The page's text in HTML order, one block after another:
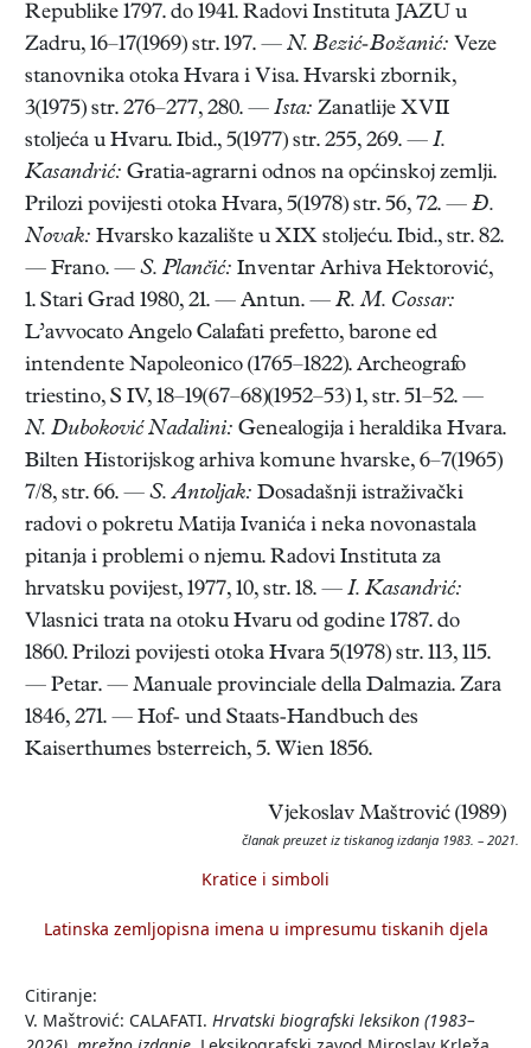
Republike 1797. do 1941. Radovi Instituta JAZU u
Zadru, 16–17(1969) str. 197. — N. Bezić-Božanić: Veze
stanovnika otoka Hvara i Visa. Hvarski zbornik,
3(1975) str. 276–277, 280. — Ista: Zanatlije XVII
stoljeća u Hvaru. Ibid., 5(1977) str. 255, 269. — I.
Kasandrić: Gratia-agrarni odnos na općinskoj zemlji.
Prilozi povijesti otoka Hvara, 5(1978) str. 56, 72. — Đ.
Novak: Hvarsko kazalište u XIX stoljeću. Ibid., str. 82.
— Frano. — S. Plančić: Inventar Arhiva Hektorović,
1. Stari Grad 1980, 21. — Antun. — R. M. Cossar:
L’avvocato Angelo Calafati prefetto, barone ed
intendente Napoleonico (1765–1822). Archeografo
triestino, S IV, 18–19(67–68)(1952–53) 1, str. 51–52. —
N. Duboković Nadalini: Genealogija i heraldika Hvara.
Bilten Historijskog arhiva komune hvarske, 6–7(1965)
7/8, str. 66. — S. Antoljak: Dosadašnji istraživački
radovi o pokretu Matija Ivanića i neka novonastala
pitanja i problemi o njemu. Radovi Instituta za
hrvatsku povijest, 1977, 10, str. 18. — I. Kasandrić:
Vlasnici trata na otoku Hvaru od godine 1787. do
1860. Prilozi povijesti otoka Hvara 5(1978) str. 113, 115.
— Petar. — Manuale provinciale della Dalmazia. Zara
1846, 271. — Hof- und Staats-Handbuch des
Kaiserthumes bsterreich, 5. Wien 1856.
Vjekoslav Maštrović (1989)
članak preuzet iz tiskanog izdanja 1983. – 2021.
Kratice i simboli
Latinska zemljopisna imena u impresumu tiskanih djela
Citiranje:
V. Maštrović: CALAFATI. Hrvatski biografski leksikon (1983–